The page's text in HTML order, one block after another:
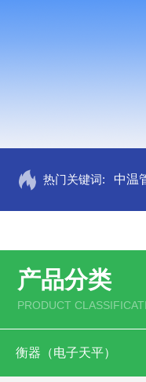
热门关键词: 中温
产品分类
PRODUCT
衡器（电子天平）